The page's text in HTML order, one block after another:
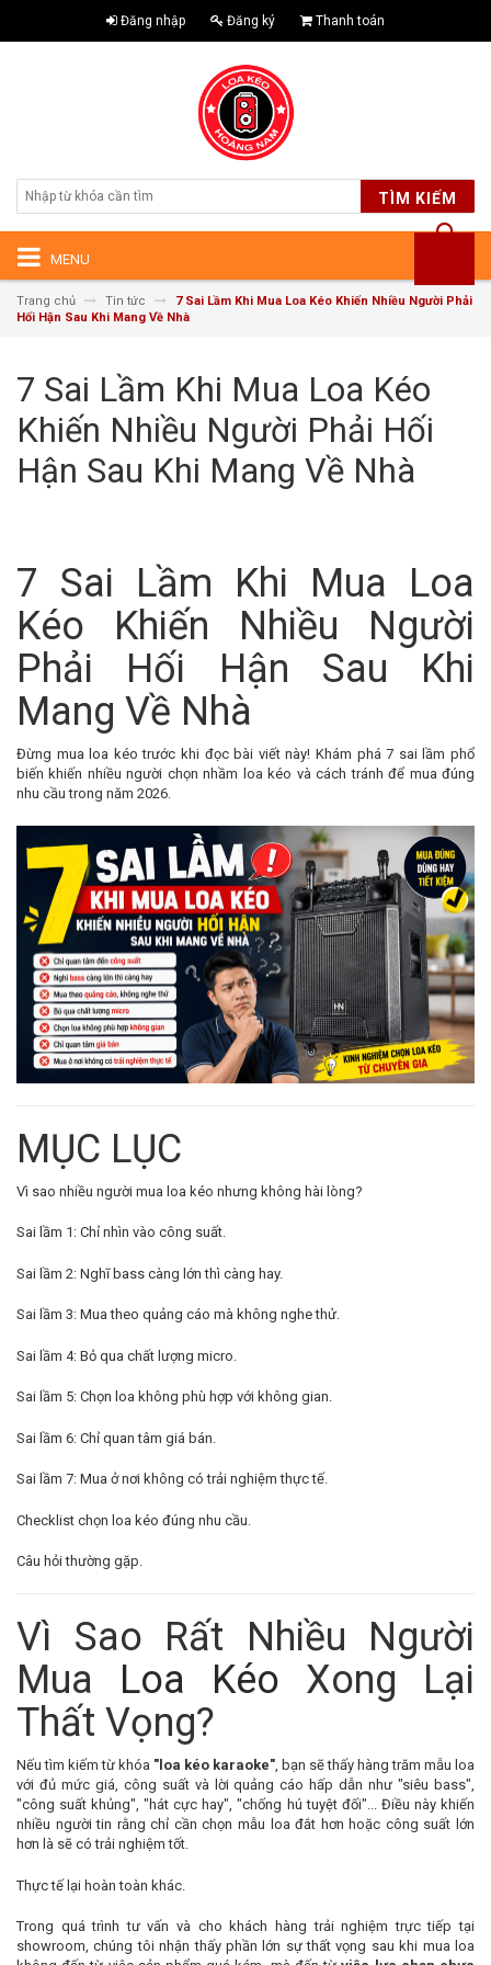
Đăng nhập Đăng ký Thanh toán
TÌM KIẾM
MENU
Trang chủ Tin tức
7 Sai Lầm Khi Mua Loa Kéo Khiến Nhiều Người Phải
Hối Hận Sau Khi Mang Về Nhà
7 Sai Lầm Khi Mua Loa Kéo
Khiến Nhiều Người Phải Hối
Hận Sau Khi Mang Về Nhà
7 Sai Lầm Khi Mua Loa
Kéo Khiến Nhiều Người
Phải Hối Hận Sau Khi
Mang Về Nhà
Đừng mua loa kéo trước khi đọc bài viết này! Khám phá 7 sai lầm phổ
biến khiến nhiều người chọn nhầm loa kéo và cách tránh để mua đúng
nhu cầu trong năm 2026.
MỤC LỤC
Vì sao nhiều người mua loa kéo nhưng không hài lòng?
Sai lầm 1: Chỉ nhìn vào công suất.
Sai lầm 2: Nghĩ bass càng lớn thì càng hay.
Sai lầm 3: Mua theo quảng cáo mà không nghe thử.
Sai lầm 4: Bỏ qua chất lượng micro.
Sai lầm 5: Chọn loa không phù hợp với không gian.
Sai lầm 6: Chỉ quan tâm giá bán.
Sai lầm 7: Mua ở nơi không có trải nghiệm thực tế.
Checklist chọn loa kéo đúng nhu cầu.
Câu hỏi thường gặp.
Vì Sao Rất Nhiều Người
Mua Loa Kéo Xong Lại
Thất Vọng?
Nếu tìm kiếm từ khóa "loa kéo karaoke", bạn sẽ thấy hàng trăm mẫu loa
với đủ mức giá, công suất và lời quảng cáo hấp dẫn như "siêu bass",
"công suất khủng", "hát cực hay", "chống hú tuyệt đối"... Điều này khiến
nhiều người tin rằng chỉ cần chọn mẫu loa đắt hơn hoặc công suất lớn
hơn là sẽ có trải nghiệm tốt.
Thực tế lại hoàn toàn khác.
Trong quá trình tư vấn và cho khách hàng trải nghiệm trực tiếp tại
showroom, chúng tôi nhận thấy phần lớn sự thất vọng sau khi mua loa